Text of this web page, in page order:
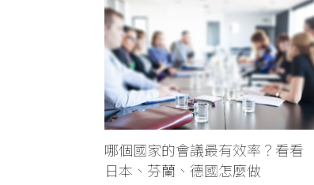
哪個國家的會議最有效率？看看
日本、芬蘭、德國怎麼做